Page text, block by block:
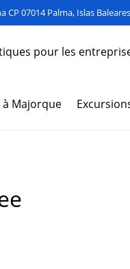
CP 07014 Palma, Islas Baleares
pour les
Majorque